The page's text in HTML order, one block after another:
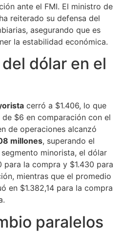
ante el FMI. El ministro de
reiterado su defensa del
asegurando que es
la estabilidad económica.
dólar en el
cerró a $1.406, lo que
$6 en comparación con el
de operaciones alcanzó
millones, superando el
minorista, el dólar
la compra y $1.430 para
mientras que el promedio
en $1.382,14 para la compra
paralelos